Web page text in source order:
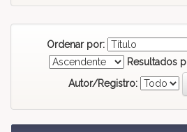
Ordenar por:
Resultados
Autor/Registro: